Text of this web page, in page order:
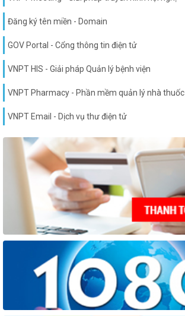
Đăng ký tên miền - Domain
GOV Portal - Cổng thông tin điện tử
VNPT HIS - Giải pháp Quản lý bệnh viện
VNPT Pharmacy - Phần mềm quản lý nhà thuốc
VNPT Email - Dịch vụ thư điện tử